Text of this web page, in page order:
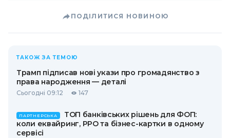
ПОДІЛИТИСЯ НОВИНОЮ
ТАКОЖ ЗА ТЕМОЮ
Трамп підписав нові укази про громадянство з
права народження — деталі
Сьогодні 09:12 147
ПАРТНЕРСЬКА
ТОП банківських рішень для ФОП:
коли еквайринг, РРО та бізнес-картки в одному
сервісі